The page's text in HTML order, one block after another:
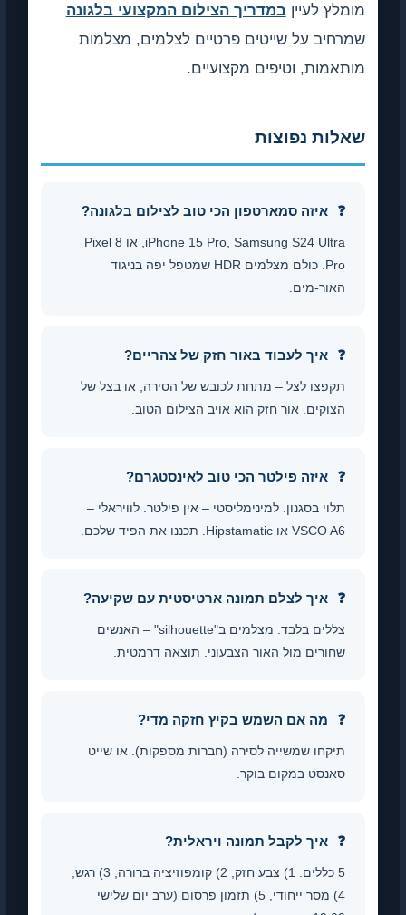
מומלץ לעייןבמדריך הצילום המקצועי בלגונה
שמרחיב על שייטים פרטיים לצלמים, מצלמות
מותאמות, וטיפים מקצועיים.
שאלות נפוצות
איזה סמארטפון הכי טוב לצילום בלגונה?
iPhone 15 Pro, Samsung S24 Ultra, או Pixel 8
Pro. כולם מצלמים HDR שמטפל יפה בניגוד
האור-מים.
איך לעבוד באור חזק של צהריים?
תקפצו לצל – מתחת לכובש של הסירה, או בצל של
הצוקים. אור חזק הוא אויב הצילום הטוב.
איזה פילטר הכי טוב לאינסטגרם?
תלוי בסגנון. למינימליסטי – אין פילטר. לוויראלי –
VSCO A6 או Hipstamatic. תכננו את הפיד שלכם.
איך לצלם תמונה ארטיסטית עם שקיעה?
צללים בלבד. מצלמים ב"silhouette" – האנשים
שחורים מול האור הצבעוני. תוצאה דרמטית.
מה אם השמש בקיץ חזקה מדי?
תיקחו שמשייה לסירה (חברות מספקות). או שייט
סאנסט במקום בוקר.
איך לקבל תמונה ויראלית?
5 כללים: 1) צבע חזק, 2) קומפוזיציה ברורה, 3) רגש,
4) מסר ייחודי, 5) תזמון פרסום (ערב יום שלישי